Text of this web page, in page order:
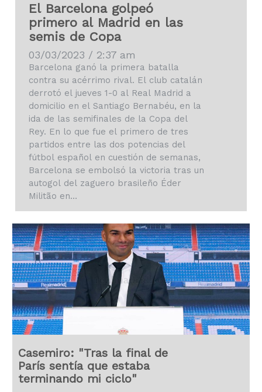
El Barcelona golpeó
primero al Madrid en las
semis de Copa
03/03/2023 / 2:37 am
Barcelona ganó la primera batalla
contra su acérrimo rival. El club catalán
derrotó el jueves 1-0 al Real Madrid a
domicilio en el Santiago Bernabéu, en la
ida de las semifinales de la Copa del
Rey. En lo que fue el primero de tres
partidos entre las dos potencias del
fútbol español en cuestión de semanas,
Barcelona se embolsó la victoria tras un
autogol del zaguero brasileño Éder
Militão en…
Casemiro: "Tras la final de
París sentía que estaba
terminando mi ciclo"